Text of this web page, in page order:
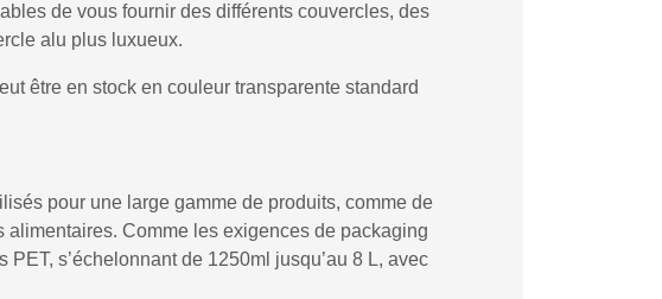
de vous fournir des différents couvercles, des
alu plus luxueux.
être en stock en couleur transparente standard
pour une large gamme de produits, comme de
alimentaires. Comme les exigences de packaging
s’échelonnant de 1250ml jusqu’au 8 L, avec